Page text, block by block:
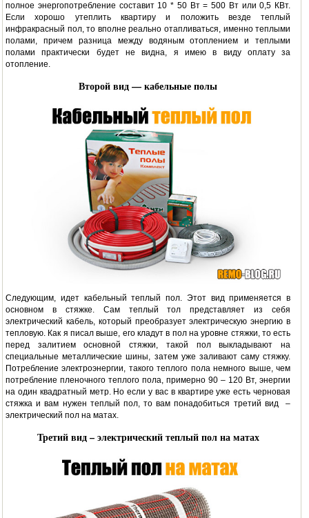
полное энергопотребление составит 10 * 50 Вт = 500 Вт или 0,5 КВт.
Если хорошо утеплить квартиру и положить везде теплый
инфракрасный пол, то вполне реально отапливаться, именно теплыми
полами, причем разница между водяным отоплением и теплыми
полами практически будет не видна, я имею в виду оплату за
отопление.
Второй вид — кабельные полы
Следующим, идет кабельный теплый пол. Этот вид применяется в
основном в стяжке. Сам теплый тол представляет из себя
электрический кабель, который преобразует электрическую энергию в
тепловую. Как я писал выше, его кладут в пол на уровне стяжки, то есть
перед залитием основной стяжки, такой пол выкладывают на
специальные металлические шины, затем уже заливают саму стяжку.
Потребление электроэнергии, такого теплого пола немного выше, чем
потребление пленочного теплого пола, примерно 90 – 120 Вт, энергии
на один квадратный метр. Но если у вас в квартире уже есть черновая
стяжка и вам нужен теплый пол, то вам понадобиться третий вид –
электрический пол на матах.
Третий вид – электрический теплый пол на матах